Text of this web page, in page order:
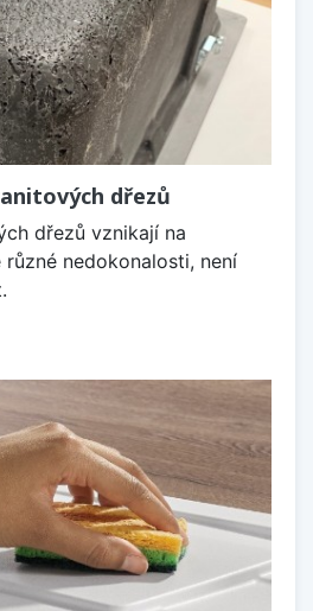
dřezů
dřezů vznikají na
nedokonalosti, není